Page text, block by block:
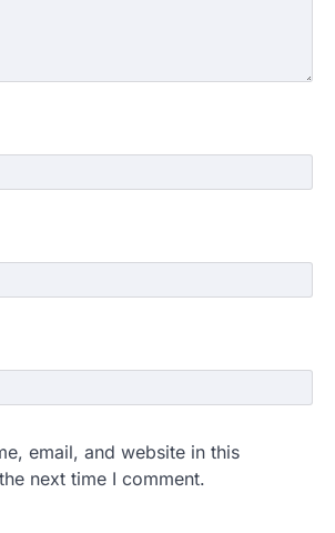
email, and website in this
next time I comment.